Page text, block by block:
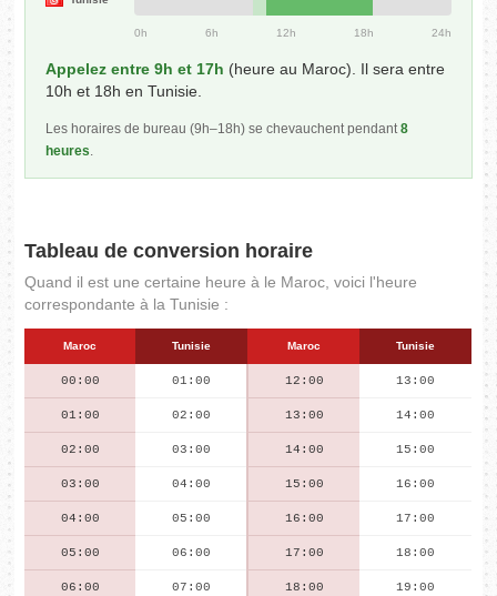
0h 6h 12h 18h 24h
Appelez entre 9h et 17h (heure au Maroc). Il sera entre
10h et 18h en Tunisie.
Les horaires de bureau (9h–18h) se chevauchent pendant8
heures.
Tableau de conversion horaire
Quand il est une certaine heure à le Maroc, voici l'heure
correspondante à la Tunisie :
Maroc Tunisie Maroc Tunisie
00:00 01:00 12:00 13:00
01:00 02:00 13:00 14:00
02:00 03:00 14:00 15:00
03:00 04:00 15:00 16:00
04:00 05:00 16:00 17:00
05:00 06:00 17:00 18:00
06:00 07:00 18:00 19:00